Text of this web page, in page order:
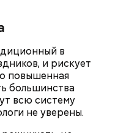
в
и рискует
повышенная
большинства
всю систему
не уверены.
средствам и
пополнения
льгот, пособий от
вещей на
13-летнюю дочь
на сайте.
которые она